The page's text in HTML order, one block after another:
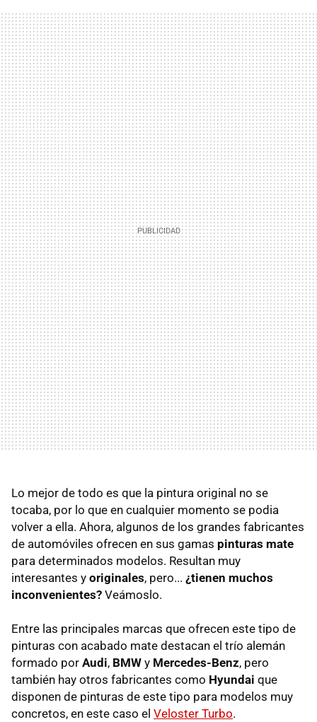
Lo mejor de todo es que la pintura original no se
tocaba, por lo que en cualquier momento se podia
volver a ella. Ahora, algunos de los grandes fabricantes
de automóviles ofrecen en sus gamas pinturas mate
para determinados modelos. Resultan muy
interesantes y originales, pero... ¿tienen muchos
inconvenientes? Veámoslo.
Entre las principales marcas que ofrecen este tipo de
pinturas con acabado mate destacan el trío alemán
formado por Audi, BMW y Mercedes-Benz, pero
también hay otros fabricantes como Hyundai que
disponen de pinturas de este tipo para modelos muy
concretos, en este caso el Veloster Turbo.